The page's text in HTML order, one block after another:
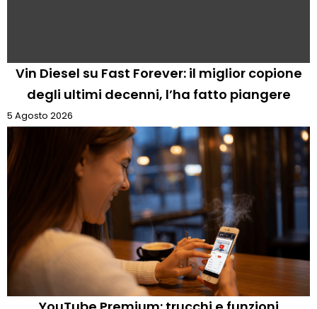
Vin Diesel su Fast Forever: il miglior copione
degli ultimi decenni, l’ha fatto piangere
5 Agosto 2026